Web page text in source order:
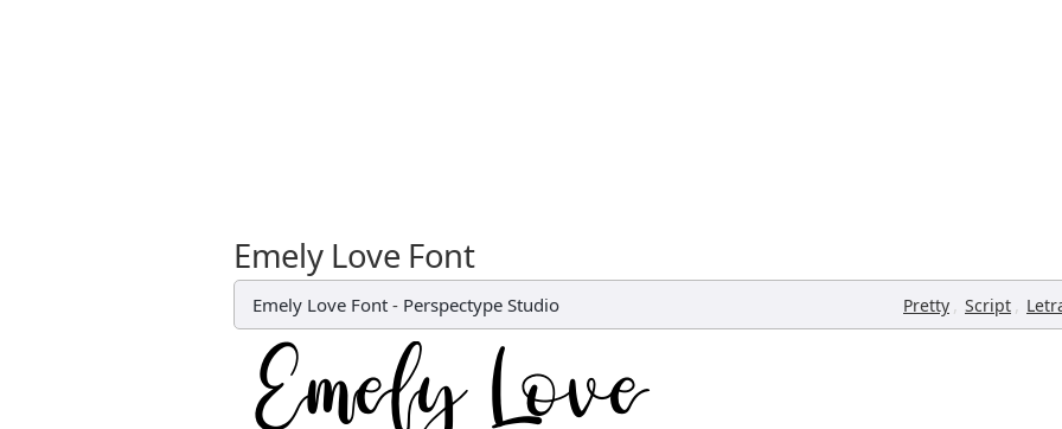
Emely Love Font
Emely Love Font - Perspectype Studio Pretty , Script ,